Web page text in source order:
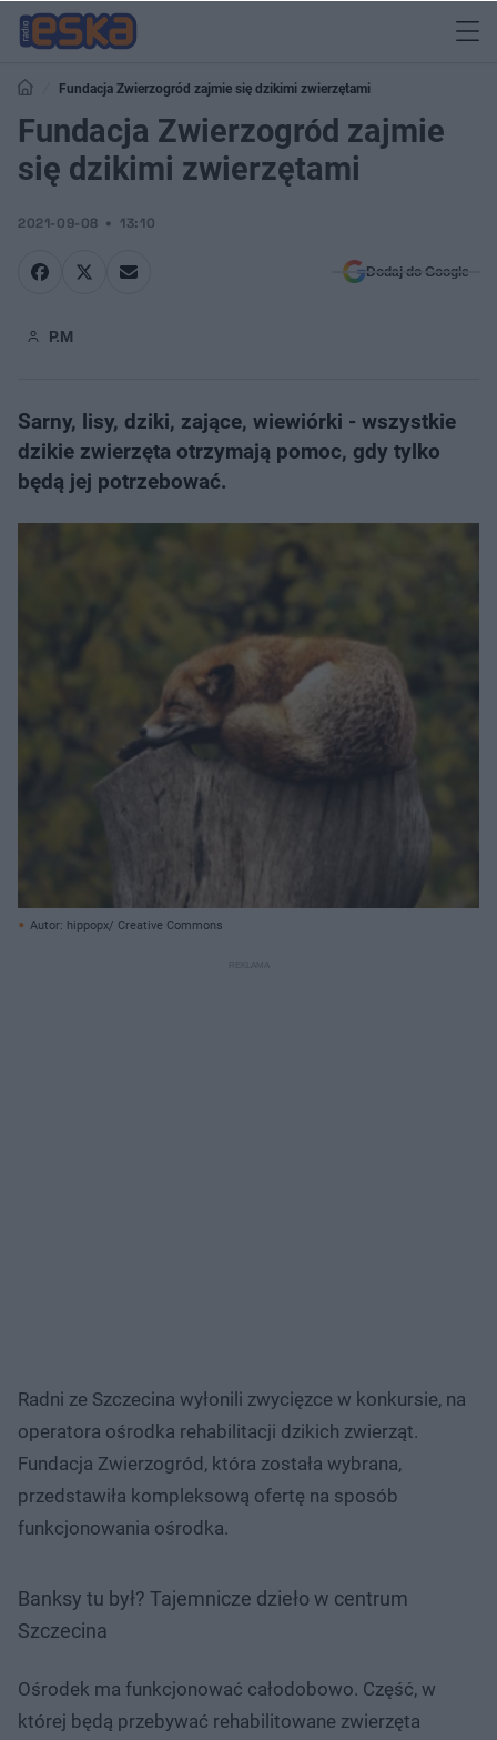
Fundacja Zwierzogród zajmie się dzikimi zwierzętami
Fundacja Zwierzogród zajmie
się dzikimi zwierzętami
2021-09-08 13:10
Dodaj do Google
P.M
Sarny, lisy, dziki, zające, wiewiórki - wszystkie
dzikie zwierzęta otrzymają pomoc, gdy tylko
będą jej potrzebować.
Autor: hippopx/ Creative Commons
Radni ze Szczecina wyłonili zwycięzce w konkursie, na
operatora ośrodka rehabilitacji dzikich zwierząt.
Fundacja Zwierzogród, która została wybrana,
przedstawiła kompleksową ofertę na sposób
funkcjonowania ośrodka.
Banksy tu był? Tajemnicze dzieło w centrum
Szczecina
Ośrodek ma funkcjonować całodobowo. Część, w
której będą przebywać rehabilitowane zwierzęta